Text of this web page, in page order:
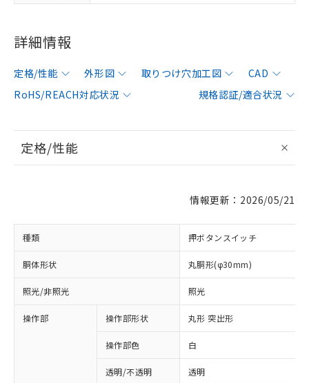
詳細情報
定格/性能 外形図 取りつけ穴加工図
CAD
RoHS/REACH対応状況
規格認証/適合状況
定格/性能
情報更新：2026/05/21
種類 押ボタンスイッチ
胴体形状 丸胴形(φ30mm)
照光/非照光 照光
操作部 操作部形状 丸形 突出形
操作部色 白
透明/不透明 透明